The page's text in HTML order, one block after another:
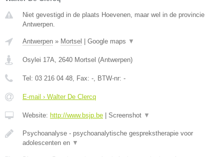
Niet gevestigd in de plaats Hoevenen, maar wel in de provincie
Antwerpen.
Antwerpen » Mortsel Google maps ▼
Osylei 17A, 2640 Mortsel (Antwerpen)
Tel: 03 216 04 48, Fax: -, BTW-nr: -
E-mail › Walter De Clercq
Website: http://www.bsjp.be Screenshot ▼
Psychoanalyse - psychoanalytische gesprekstherapie voor
adolescenten en ▼